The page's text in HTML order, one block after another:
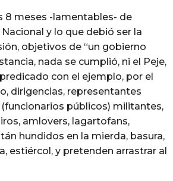
8 meses -lamentables- de
y lo que debió ser la
objetivos de “un gobierno
nada se cumplió, ni el Peje,
con el ejemplo, por el
dirigencias, representantes
públicos) militantes,
amlovers, lagartofans,
hundidos en la mierda, basura,
estiércol, y pretenden arrastrar al